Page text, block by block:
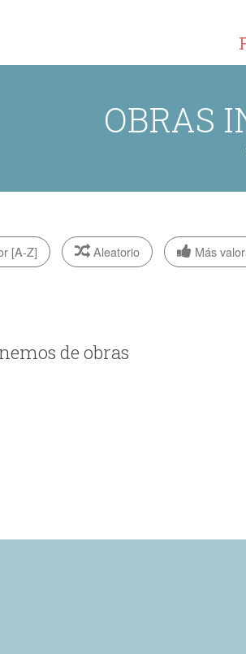
OBRAS
[A-Z] Aleatorio Más
de obras